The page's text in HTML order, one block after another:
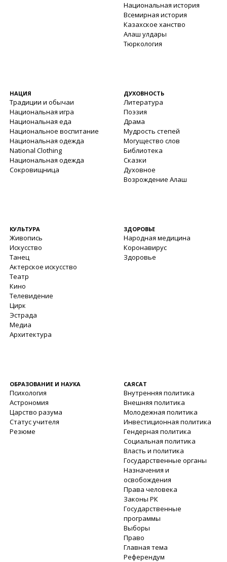
Национальная история
Всемирная история
Казахское ханство
Алаш улдары
Тюркология
НАЦИЯ
Традиции и обычаи
Национальная игра
Национальная еда
Национальное воспитание
Национальная одежда
National Clothing
Национальная одежда
Сокровищница
ДУХОВНОСТЬ
Литература
Поэзия
Драма
Мудрость степей
Могущество слов
Библиотека
Сказки
Духовное
Возрождение Алаш
КУЛЬТУРА
Живопись
Искусство
Танец
Актерское искусство
Театр
Кино
Телевидение
Цирк
Эстрада
Медиа
Архитектура
ЗДОРОВЬЕ
Народная медицина
Коронавирус
Здоровье
ОБРАЗОВАНИЕ И НАУКА
Психология
Астрономия
Царство разума
Статус учителя
Резюме
САЯСАТ
Внутренняя политика
Внешняя политика
Молодежная политика
Инвестиционная политика
Гендерная политика
Социальная политика
Власть и политика
Государственные органы
Назначения и
освобождения
Права человека
Законы РК
Государственные
программы
Выборы
Право
Главная тема
Референдум